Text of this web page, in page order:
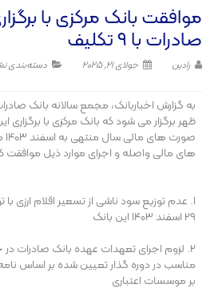
موافقت بانک مرکزی با
صادرات با ۹ تکلیف
رادین جولای 21, 2025 دسته‌بندی
به گزارش اخباربانک، مجمع سالانه بانک
ظهر برگزار می شود که بانک مرکزی با
های مالی واصله و اجرای موارد ذیل موافقت
۱. عدم توزیع سود ناشی از تسعیر اقلام ارزی
۲۹ اسفند ۱۴۰۳ این بانک
۲. لزوم اجرای تعهدات عهده بانک صادرات
بر موسسات اعتباری